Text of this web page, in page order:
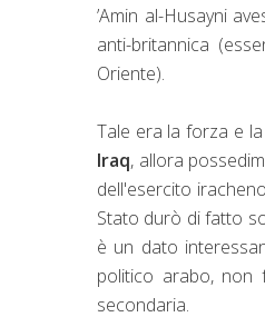
’Amin al-Husayni
anti-britannica
Oriente).
Tale era la forza e
Iraq, allora
dell'esercito
Stato durò di fatto
è un dato
politico arabo, non
secondaria.